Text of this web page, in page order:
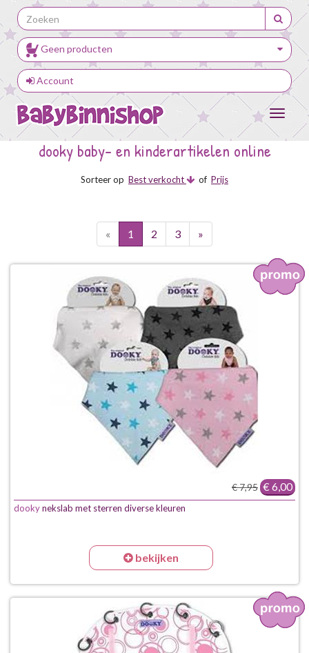
Geen producten
Account
Toggle
dooky baby- en kinderartikelen online
Sorteer op Best verkocht of Prijs
« 1 2 3 »
€ 7,95 € 6,00
dookynekslab met sterren diverse kleuren
bekijken